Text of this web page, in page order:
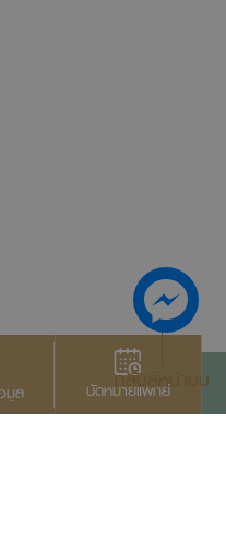
มูล นัดหมายแพทย์
กลับสู่หน้าบน